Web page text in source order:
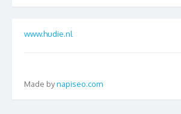
www.hudie.nl
Made bynapiseo.com